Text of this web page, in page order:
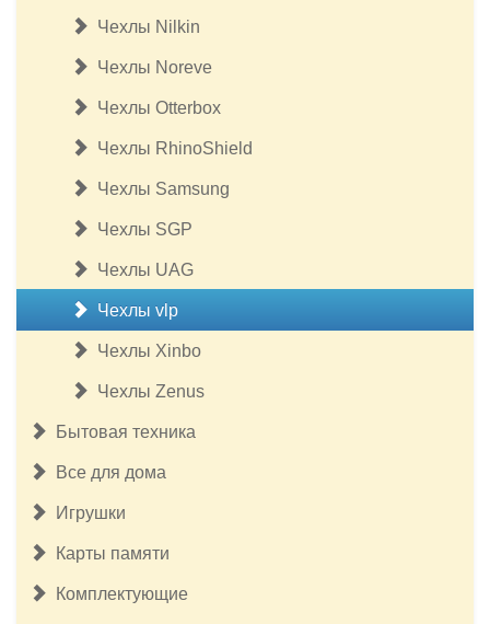
Чехлы Nilkin
Чехлы Noreve
Чехлы Otterbox
Чехлы RhinoShield
Чехлы Samsung
Чехлы SGP
Чехлы UAG
Чехлы vlp
Чехлы Xinbo
Чехлы Zenus
Бытовая техника
Все для дома
Игрушки
Карты памяти
Комплектующие